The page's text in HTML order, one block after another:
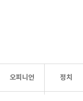
오피니언 정치